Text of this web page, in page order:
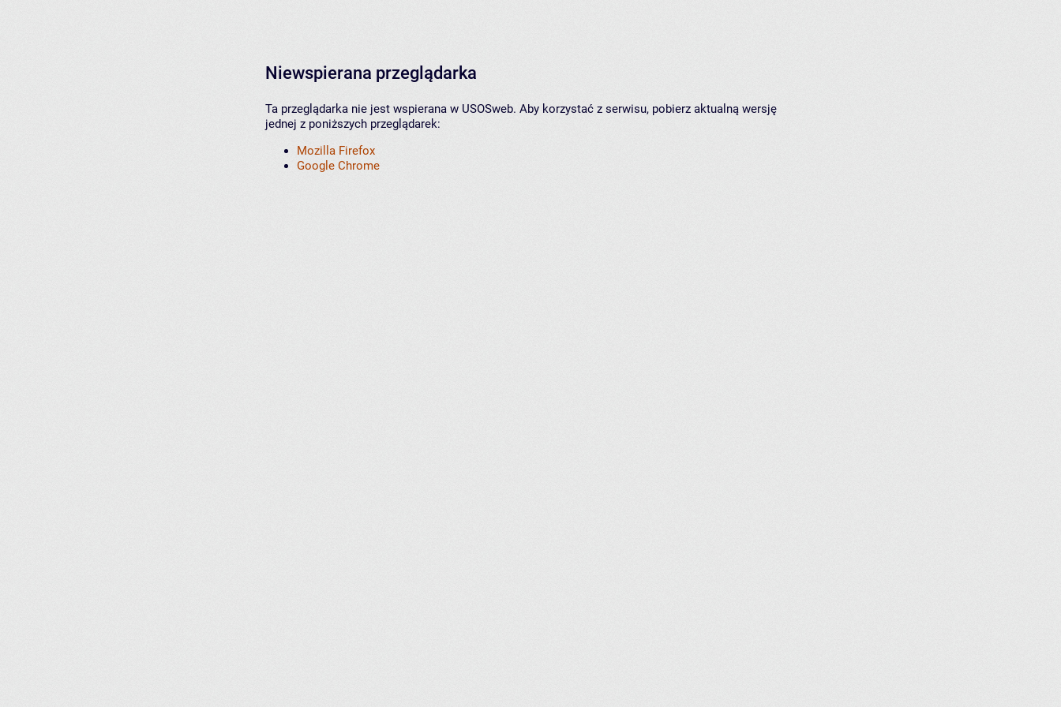
Niewspierana przeglądarka
Ta przeglądarka nie jest wspierana w USOSweb. Aby korzystać z serwisu, pobierz aktualną wersję
jednej z poniższych przeglądarek:
Mozilla Firefox
Google Chrome